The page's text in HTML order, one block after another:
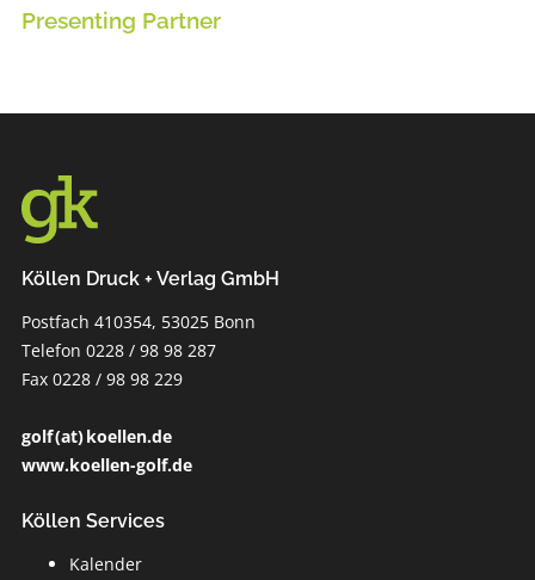
Presenting Partner
Köllen Druck + Verlag GmbH
Postfach 410354, 53025 Bonn
Telefon 0228 / 98 98 287
Fax 0228 / 98 98 229
golf (at) koellen.de
www.koellen-golf.de
Köllen Services
Kalender